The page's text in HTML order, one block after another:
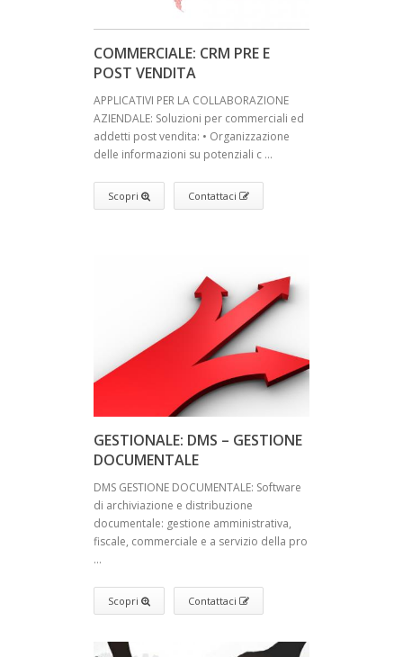
COMMERCIALE: CRM PRE E
POST VENDITA
APPLICATIVI PER LA COLLABORAZIONE
AZIENDALE: Soluzioni per commerciali ed
addetti post vendita: • Organizzazione
delle informazioni su potenziali c ...
Scopri Contattaci
GESTIONALE: DMS – GESTIONE
DOCUMENTALE
DMS GESTIONE DOCUMENTALE: Software
di archiviazione e distribuzione
documentale: gestione amministrativa,
fiscale, commerciale e a servizio della pro
...
Scopri Contattaci